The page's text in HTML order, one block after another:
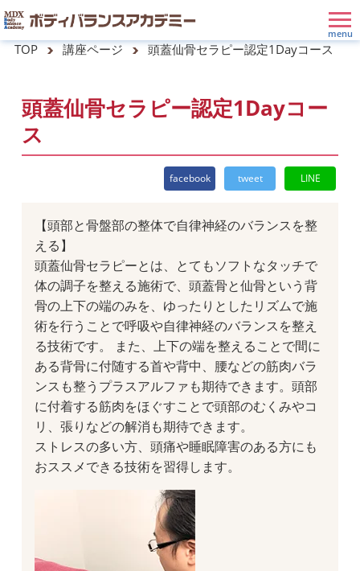
TOP 講座ページ 頭蓋仙骨セラピー認定1Dayコース
頭蓋仙骨セラピー認定1Dayコー
ス
facebook tweet LINE
【頭部と骨盤部の整体で自律神経のバランスを整
える】
頭蓋仙骨セラピーとは、とてもソフトなタッチで
体の調子を整える施術で、頭蓋骨と仙骨という背
骨の上下の端のみを、ゆったりとしたリズムで施
術を行うことで呼吸や自律神経のバランスを整え
る技術です。 また、上下の端を整えることで間に
ある背骨に付随する首や背中、腰などの筋肉バラ
ンスも整うプラスアルファも期待できます。頭部
に付着する筋肉をほぐすことで頭部のむくみやコ
リ、張りなどの解消も期待できます。
ストレスの多い方、頭痛や睡眠障害のある方にも
おススメできる技術を習得します。